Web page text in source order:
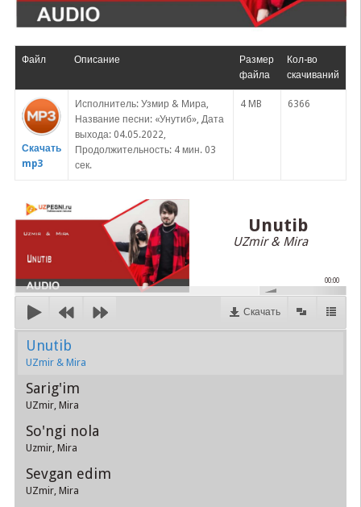
Файл Описание
Размер
файла
Кол-во
скачиваний
Скачать
mp3
Исполнитель: Узмир & Мира,
Название песни: «Унутиб», Дата
выхода: 04.05.2022,
Продолжительность: 4 мин. 03
сек.
4 MB 6366
Unutib
UZmir & Mira
00:00
Скачать
Unutib
UZmir & Mira
Sarig'im
UZmir, Mira
So'ngi nola
Uzmir, Mira
Sevgan edim
UZmir, Mira